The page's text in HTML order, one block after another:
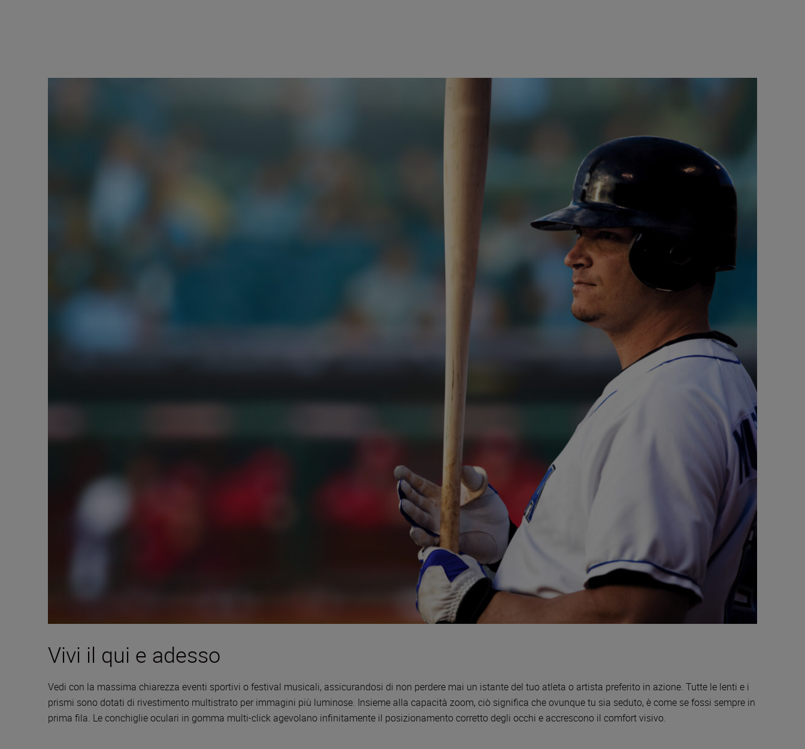
Vivi il qui e adesso
Vedi con la massima chiarezza eventi sportivi o festival musicali, assicurandosi di non perdere mai un istante del tuo atleta o artista preferito in azione. Tutte le lenti e i
prismi sono dotati di rivestimento multistrato per immagini più luminose. Insieme alla capacità zoom, ciò significa che ovunque tu sia seduto, è come se fossi sempre in
prima fila. Le conchiglie oculari in gomma multi-click agevolano infinitamente il posizionamento corretto degli occhi e accrescono il comfort visivo.